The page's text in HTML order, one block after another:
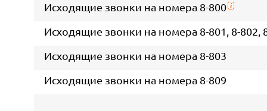
Исходящие звонки на номера 8-800
Исходящие звонки на номера 8-801, 8-802,
Исходящие звонки на номера 8-803
Исходящие звонки на номера 8-809